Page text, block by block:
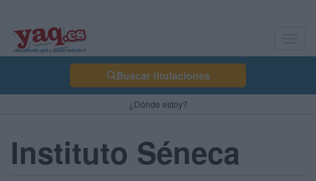
Buscar titulaciones
¿Dónde estoy?
Instituto Séneca